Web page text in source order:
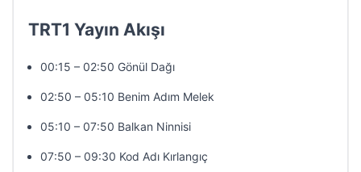
TRT1 Yayın Akışı
00:15 – 02:50 Gönül Dağı
02:50 – 05:10 Benim Adım Melek
05:10 – 07:50 Balkan Ninnisi
07:50 – 09:30 Kod Adı Kırlangıç